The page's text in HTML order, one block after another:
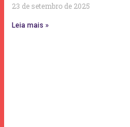
23 de setembro de 2025
Leia mais »